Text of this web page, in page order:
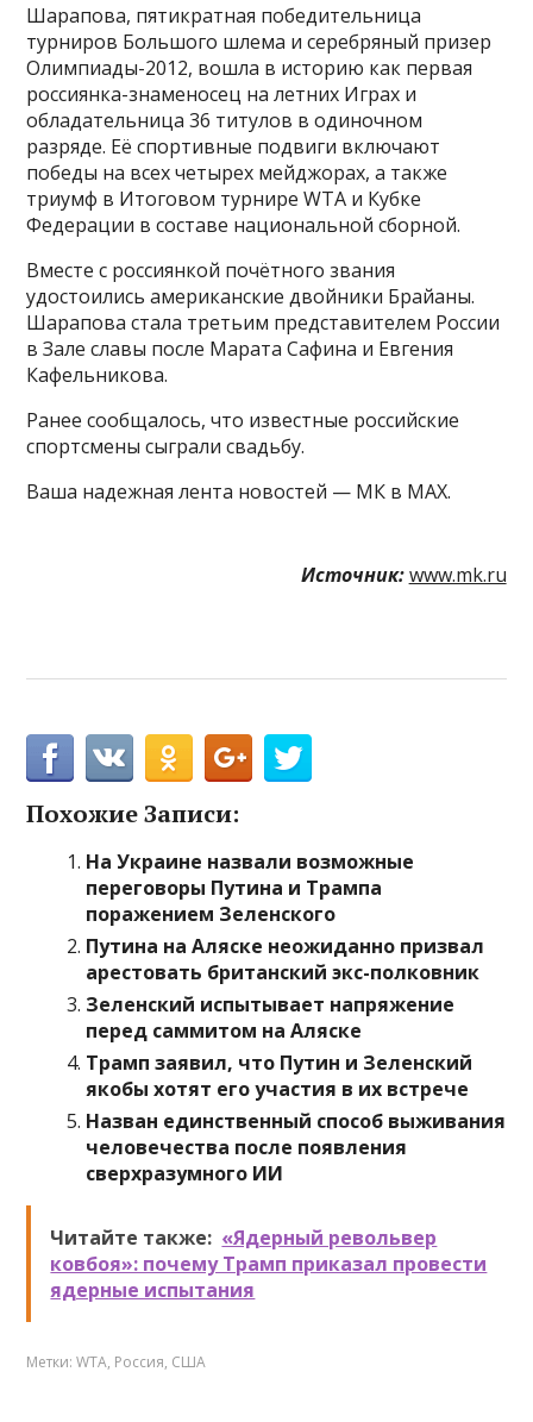
Шарапова, пятикратная победительница
турниров Большого шлема и серебряный призер
Олимпиады-2012, вошла в историю как первая
россиянка-знаменосец на летних Играх и
обладательница 36 титулов в одиночном
разряде. Её спортивные подвиги включают
победы на всех четырех мейджорах, а также
триумф в Итоговом турнире WTA и Кубке
Федерации в составе национальной сборной.
Вместе с россиянкой почётного звания
удостоились американские двойники Брайаны.
Шарапова стала третьим представителем России
в Зале славы после Марата Сафина и Евгения
Кафельникова.
Ранее сообщалось, что известные российские
спортсмены сыграли свадьбу.
Ваша надежная лента новостей — МК в MAX.
Источник: www.mk.ru
Похожие Записи:
На Украине назвали возможные
переговоры Путина и Трампа
поражением Зеленского
Путина на Аляске неожиданно призвал
арестовать британский экс-полковник
Зеленский испытывает напряжение
перед саммитом на Аляске
Трамп заявил, что Путин и Зеленский
якобы хотят его участия в их встрече
Назван единственный способ выживания
человечества после появления
сверхразумного ИИ
Читайте также: «Ядерный револьвер
ковбоя»: почему Трамп приказал провести
ядерные испытания
Метки:WTA, Россия, США